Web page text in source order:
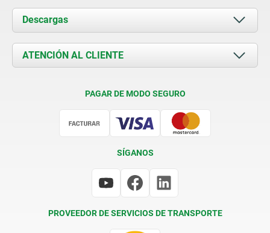
Acerca de nosotros
Novedades
Contacto
Descargas
Documents
ATENCIÓN AL CLIENTE
PAGAR DE MODO SEGURO
SÍGANOS
PROVEEDOR DE SERVICIOS DE TRANSPORTE